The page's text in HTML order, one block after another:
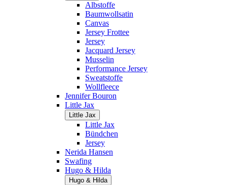
Albstoffe
Baumwollsatin
Canvas
Jersey Frottee
Jersey
Jacquard Jersey
Musselin
Performance Jersey
Sweatstoffe
Wollfleece
Jennifer Bouron
Little Jax
Little Jax
Little Jax
Bündchen
Jersey
Nerida Hansen
Swafing
Hugo & Hilda
Hugo & Hilda